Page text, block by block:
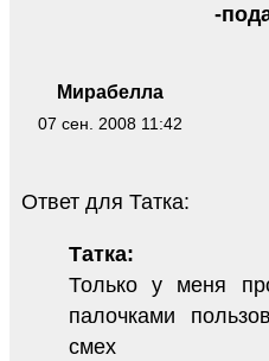
Мирабелла
07 сен. 2008 11:42
-
Ответ для Татка:
Татка:
Только у меня
палочками
смех